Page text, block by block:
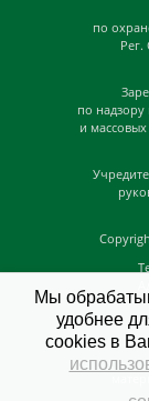
по
по
и
Мы
удобнее
cookies в